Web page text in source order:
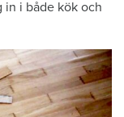
in i både kök och